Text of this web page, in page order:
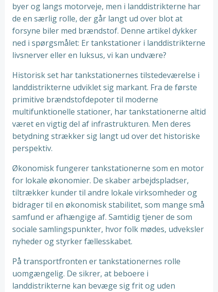
byer og langs motorveje, men i landdistrikterne har
de en særlig rolle, der går langt ud over blot at
forsyne biler med brændstof. Denne artikel dykker
ned i spørgsmålet: Er tankstationer i landdistrikterne
livsnerver eller en luksus, vi kan undvære?
Historisk set har tankstationernes tilstedeværelse i
landdistrikterne udviklet sig markant. Fra de første
primitive brændstofdepoter til moderne
multifunktionelle stationer, har tankstationerne altid
været en vigtig del af infrastrukturen. Men deres
betydning strækker sig langt ud over det historiske
perspektiv.
Økonomisk fungerer tankstationerne som en motor
for lokale økonomier. De skaber arbejdspladser,
tiltrækker kunder til andre lokale virksomheder og
bidrager til en økonomisk stabilitet, som mange små
samfund er afhængige af. Samtidig tjener de som
sociale samlingspunkter, hvor folk mødes, udveksler
nyheder og styrker fællesskabet.
På transportfronten er tankstationernes rolle
uomgængelig. De sikrer, at beboere i
landdistrikterne kan bevæge sig frit og uden